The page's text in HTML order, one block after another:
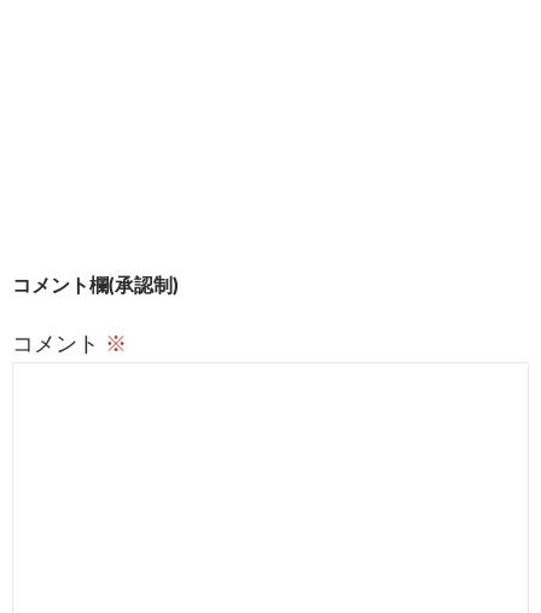
投
稿
コメント欄(承認制)
コメント ※